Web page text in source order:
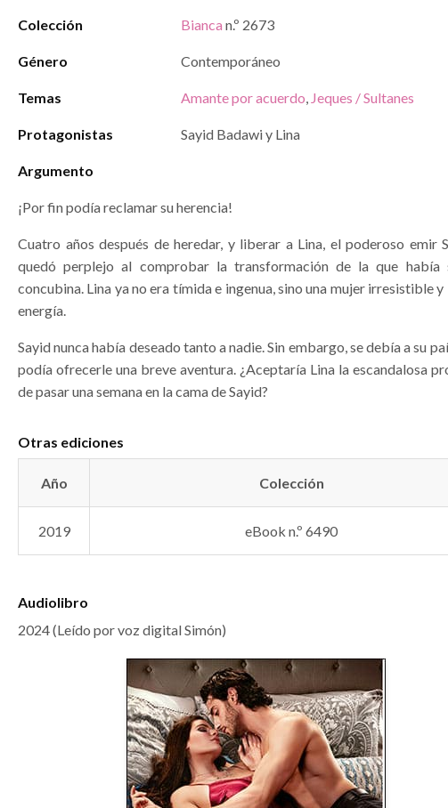
Colección Bianca n.º 2673
Género Contemporáneo
Temas Amante por acuerdo, Jeques / Sultanes
Protagonistas Sayid Badawi y Lina
Argumento
¡Por fin podía reclamar su herencia!
Cuatro años después de heredar, y liberar a Lina, el poderoso emir
quedó perplejo al comprobar la transformación de la que había
concubina. Lina ya no era tímida e ingenua, sino una mujer irresistible y
energía.
Sayid nunca había deseado tanto a nadie. Sin embargo, se debía a su
podía ofrecerle una breve aventura. ¿Aceptaría Lina la escandalosa
de pasar una semana en la cama de Sayid?
Otras ediciones
Año Colección
2019 eBook n.º 6490
Audiolibro
2024 (Leído por voz digital Simón)